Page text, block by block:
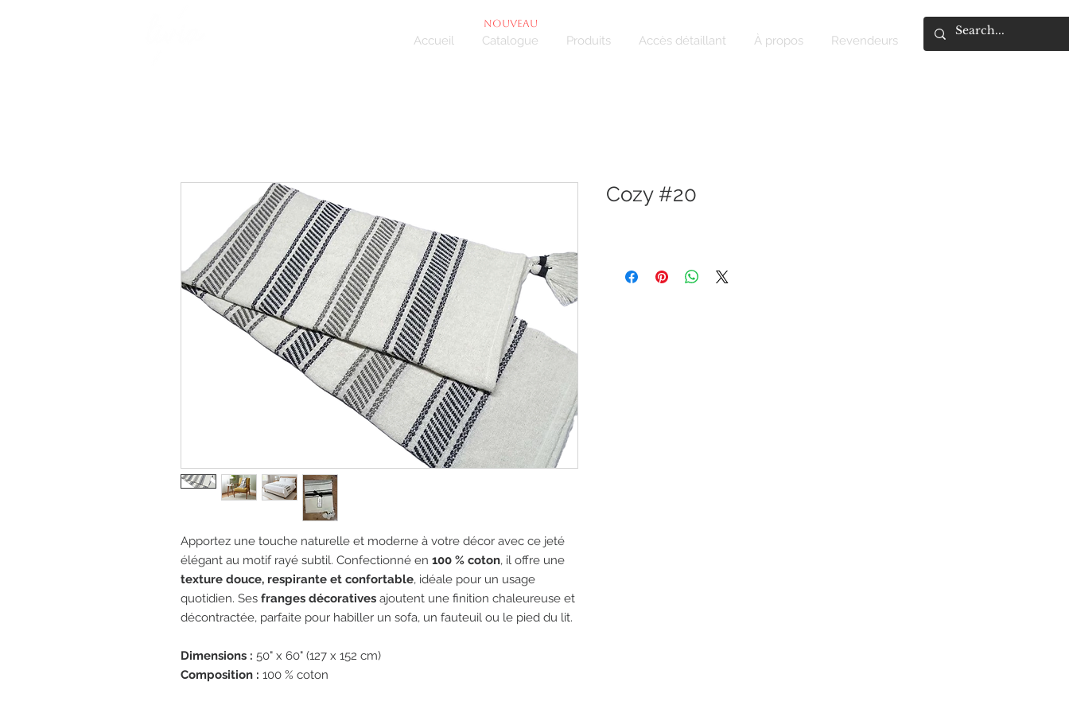
NOUVEAU
Accueil Catalogue Produits Accès détaillant À propos Revendeurs
Apportez une touche naturelle et moderne à votre décor avec ce jeté
élégant au motif rayé subtil. Confectionné en 100 % coton, il offre une
texture douce, respirante et confortable, idéale pour un usage
quotidien. Ses franges décoratives ajoutent une finition chaleureuse et
décontractée, parfaite pour habiller un sofa, un fauteuil ou le pied du lit.
Dimensions : 50" x 60" (127 x 152 cm)
Composition : 100 % coton
Cozy #20